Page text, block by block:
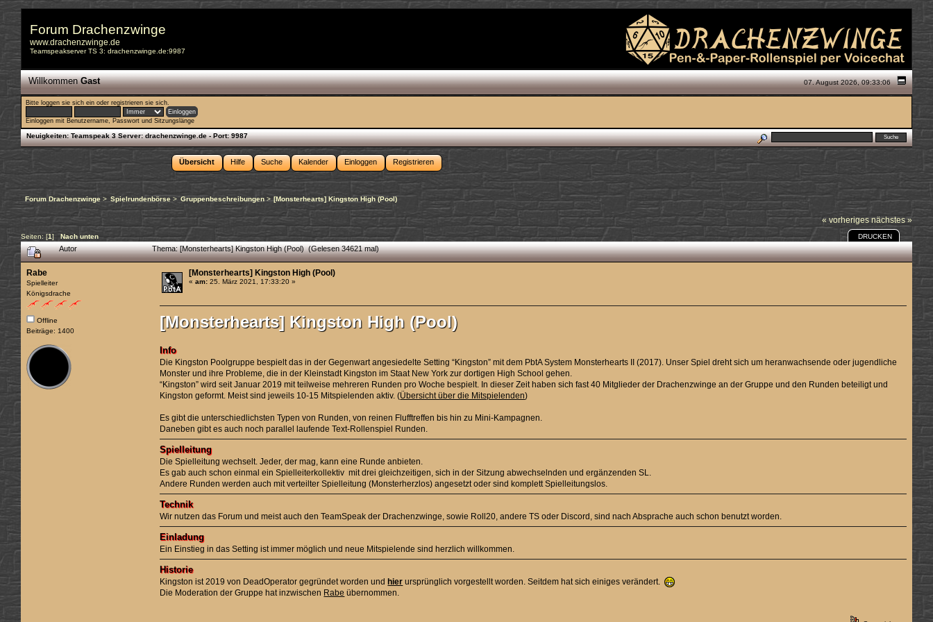
Forum Drachenzwinge
www.drachenzwinge.de
Teamspeakserver TS 3: drachenzwinge.de:9987
07. August 2026, 09:33:06
WillkommenGast
Bitte loggen sie sich ein oderregistrieren sie sich.
Einloggen mit Benutzername, Passwort und Sitzungslänge
Neuigkeiten: Teamspeak 3 Server: drachenzwinge.de - Port: 9987
Übersicht Hilfe Suche Kalender Einloggen Registrieren
Forum Drachenzwinge > Spielrundenbörse> Gruppenbeschreibungen> [Monsterhearts] Kingston High (Pool)
« vorheriges nächstes »
Seiten: [1] Nach unten DRUCKEN
Autor Thema: [Monsterhearts] Kingston High (Pool) (Gelesen 34621 mal)
Rabe
Spielleiter
Königsdrache
Offline
Beiträge: 1400
[Monsterhearts] Kingston High (Pool)
«am: 25. März 2021, 17:33:20 »
[Monsterhearts] Kingston High (Pool)
Info
Die Kingston Poolgruppe bespielt das in der Gegenwart angesiedelte Setting “Kingston” mit dem PbtA System Monsterhearts II (2017). Unser Spiel dreht sich um heranwachsende oder jugendliche
Monster und ihre Probleme, die in der Kleinstadt Kingston im Staat New York zur dortigen High School gehen.
“Kingston” wird seit Januar 2019 mit teilweise mehreren Runden pro Woche bespielt. In dieser Zeit haben sich fast 40 Mitglieder der Drachenzwinge an der Gruppe und den Runden beteiligt und
Kingston geformt. Meist sind jeweils 10-15 Mitspielenden aktiv. (Übersicht über die Mitspielenden)
Es gibt die unterschiedlichsten Typen von Runden, von reinen Flufftreffen bis hin zu Mini-Kampagnen.
Daneben gibt es auch noch parallel laufende Text-Rollenspiel Runden.
Spielleitung
Die Spielleitung wechselt. Jeder, der mag, kann eine Runde anbieten.
Es gab auch schon einmal ein Spielleiterkollektiv mit drei gleichzeitigen, sich in der Sitzung abwechselnden und ergänzenden SL.
Andere Runden werden auch mit verteilter Spielleitung (Monsterherzlos) angesetzt oder sind komplett Spielleitungslos.
Technik
Wir nutzen das Forum und meist auch den TeamSpeak der Drachenzwinge, sowie Roll20, andere TS oder Discord, sind nach Absprache auch schon benutzt worden.
Einladung
Ein Einstieg in das Setting ist immer möglich und neue Mitspielende sind herzlich willkommen.
Historie
Kingston ist 2019 von DeadOperator gegründet worden und hier ursprünglich vorgestellt worden. Seitdem hat sich einiges verändert.
Die Moderation der Gruppe hat inzwischen Rabe übernommen.